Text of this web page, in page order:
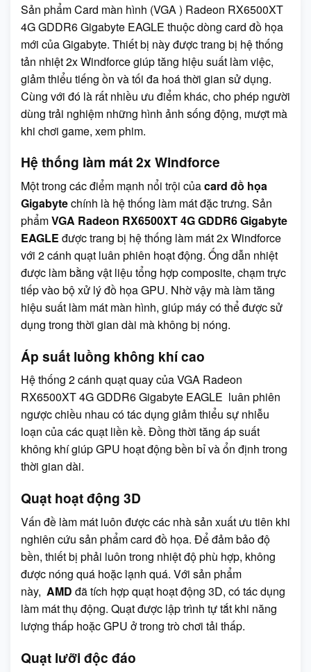
Sản phẩm Card màn hình (VGA ) Radeon RX6500XT
4G GDDR6 Gigabyte EAGLE thuộc dòng card đồ họa
mới của Gigabyte. Thiết bị này được trang bị hệ thống
tản nhiệt 2x Windforce giúp tăng hiệu suất làm việc,
giảm thiểu tiếng ồn và tối đa hoá thời gian sử dụng.
Cùng với đó là rất nhiều ưu điểm khác, cho phép người
dùng trải nghiệm những hình ảnh sống động, mượt mà
khi chơi game, xem phim.
Hệ thống làm mát 2x Windforce
Một trong các điểm mạnh nổi trội củacard đồ họa
Gigabytechính là hệ thống làm mát đặc trưng. Sản
phẩmVGA Radeon RX6500XT 4G GDDR6 Gigabyte
EAGLE được trang bị hệ thống làm mát 2x Windforce
với 2 cánh quạt luân phiên hoạt động. Ống dẫn nhiệt
được làm bằng vật liệu tổng hợp composite, chạm trực
tiếp vào bộ xử lý đồ họa GPU. Nhờ vậy mà làm tăng
hiệu suất làm mát màn hình, giúp máy có thể được sử
dụng trong thời gian dài mà không bị nóng.
Áp suất luồng không khí cao
Hệ thống 2 cánh quạt quay của VGA Radeon
RX6500XT 4G GDDR6 Gigabyte EAGLE luân phiên
ngược chiều nhau có tác dụng giảm thiểu sự nhiễu
loạn của các quạt liền kề. Đồng thời tăng áp suất
không khí giúp GPU hoạt động bền bỉ và ổn định trong
thời gian dài.
Quạt hoạt động 3D
Vấn đề làm mát luôn được các nhà sản xuất ưu tiên khi
nghiên cứu sản phẩm card đồ họa. Để đảm bảo độ
bền, thiết bị phải luôn trong nhiệt độ phù hợp, không
được nóng quá hoặc lạnh quá. Với sản phẩm
này, AMD đã tích hợp quạt hoạt động 3D, có tác dụng
làm mát thụ động. Quạt được lập trình tự tắt khi năng
lượng thấp hoặc GPU ở trong trò chơi tải thấp.
Quạt lưỡi độc đáo